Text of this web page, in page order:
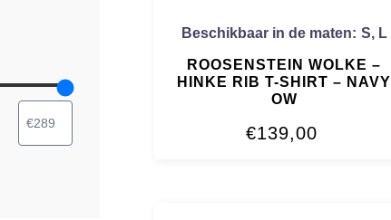
Beschikbaar in de maten: S, L
ROOSENSTEIN WOLKE –
HINKE RIB T-SHIRT – NAVY
OW
€139,00